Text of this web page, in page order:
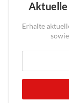
Aktuelle
Erhalte